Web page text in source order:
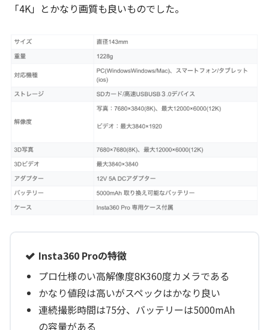
「4K」とかなり画質も良いものでした。
Insta360 Proの特徴
プロ仕様のい高解像度8K360度カメラである
かなり値段は高いがスペックはかなり良い
連続撮影時間は75分、バッテリーは5000mAh
の容量がある